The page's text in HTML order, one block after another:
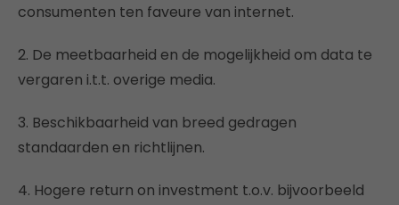
consumenten ten faveure van internet.
2. De meetbaarheid en de mogelijkheid om data te
vergaren i.t.t. overige media.
3. Beschikbaarheid van breed gedragen
standaarden en richtlijnen.
4. Hogere return on investment t.o.v. bijvoorbeeld